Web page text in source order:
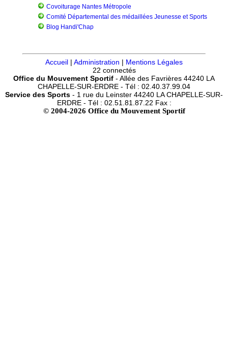
Covoiturage Nantes Métropole
Comité Départemental des médaillées Jeunesse et Sports
Blog Handi'Chap
Accueil | Administration | Mentions Légales
22 connectés
Office du Mouvement Sportif - Allée des Favrières 44240 LA
CHAPELLE-SUR-ERDRE - Tél : 02.40.37.99.04
Service des Sports - 1 rue du Leinster 44240 LA CHAPELLE-SUR-
ERDRE - Tél : 02.51.81.87.22 Fax :
© 2004-2026 Office du Mouvement Sportif